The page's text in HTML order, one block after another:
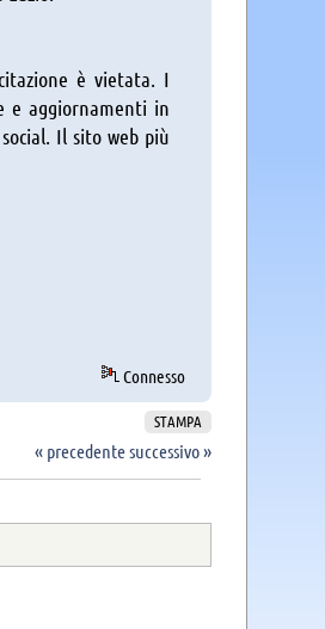
è vietata. I
e aggiornamenti in
Il sito web più
Connesso
STAMPA
« precedentesuccessivo »